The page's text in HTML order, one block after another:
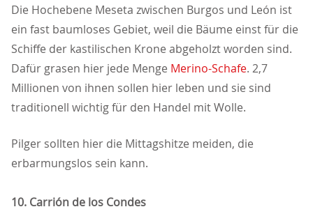
Die Hochebene Meseta zwischen Burgos und León ist
ein fast baumloses Gebiet, weil die Bäume einst für die
Schiffe der kastilischen Krone abgeholzt worden sind.
Dafür grasen hier jede Menge Merino-Schafe. 2,7
Millionen von ihnen sollen hier leben und sie sind
traditionell wichtig für den Handel mit Wolle.
Pilger sollten hier die Mittagshitze meiden, die
erbarmungslos sein kann.
10. Carrión de los Condes